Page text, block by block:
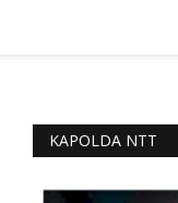
KAPOLDA NTT